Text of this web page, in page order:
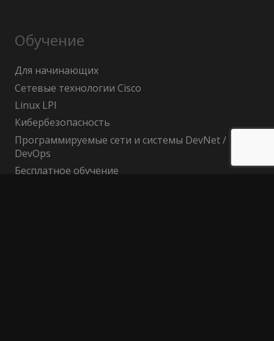
Обучение
Для начинающих
Сетевые технологии Cisco
Linux LPI
Кибербезопасность
Программируемые сети и системы DevNet /
DevOps
Бесплатное обучение